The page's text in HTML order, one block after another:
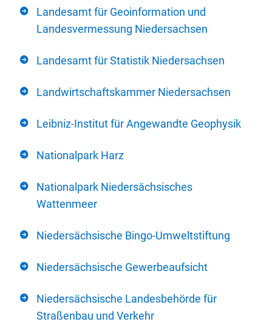
Landesamt für Geoinformation und
Landesvermessung Niedersachsen
Landesamt für Statistik Niedersachsen
Landwirtschaftskammer Niedersachsen
Leibniz-Institut für Angewandte Geophysik
Nationalpark Harz
Nationalpark Niedersächsisches
Wattenmeer
Niedersächsische Bingo-Umweltstiftung
Niedersächsische Gewerbeaufsicht
Niedersächsische Landesbehörde für
Straßenbau und Verkehr